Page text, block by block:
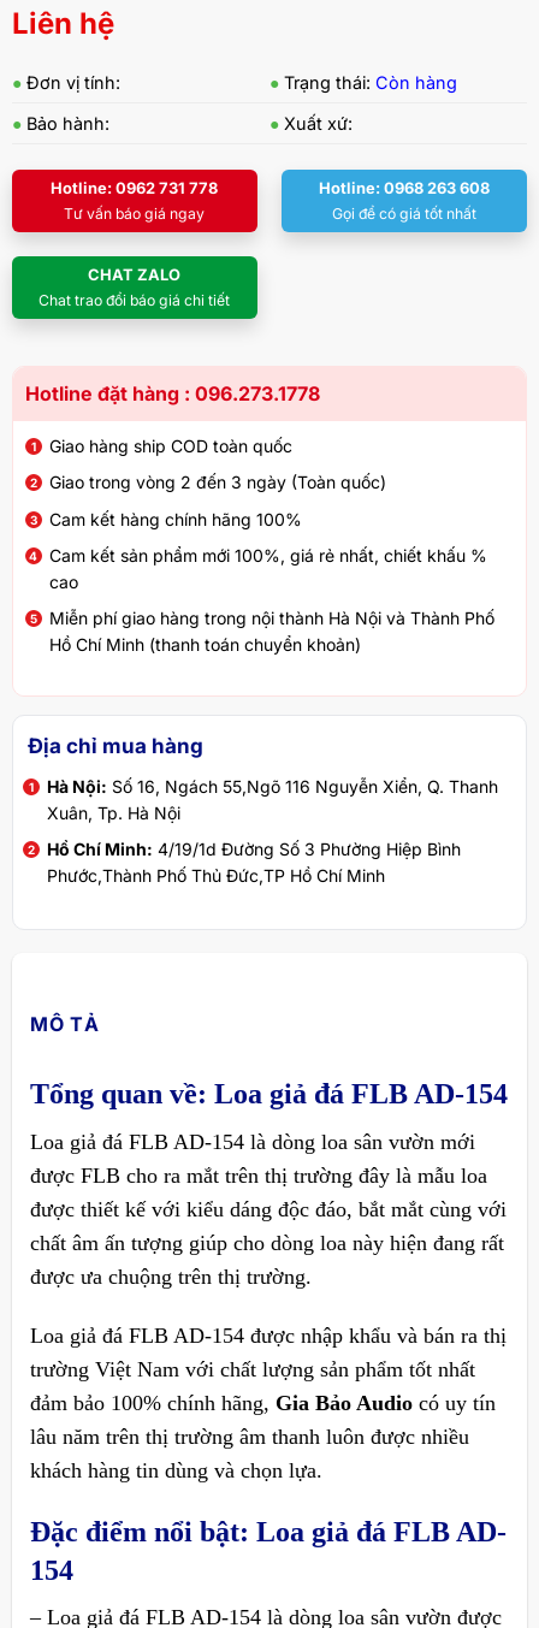
Liên hệ
● Đơn vị tính: ● Trạng thái: Còn hàng
● Bảo hành: ● Xuất xứ:
Hotline: 0962 731 778
Tư vấn báo giá ngay
Hotline: 0968 263 608
Gọi để có giá tốt nhất
CHAT ZALO
Chat trao đổi báo giá chi tiết
Hotline đặt hàng : 096.273.1778
Giao hàng ship COD toàn quốc
Giao trong vòng 2 đến 3 ngày (Toàn quốc)
Cam kết hàng chính hãng 100%
Cam kết sản phẩm mới 100%, giá rẻ nhất, chiết khấu %
cao
Miễn phí giao hàng trong nội thành Hà Nội và Thành Phố
Hồ Chí Minh (thanh toán chuyển khoản)
Địa chỉ mua hàng
Hà Nội: Số 16, Ngách 55,Ngõ 116 Nguyễn Xiển, Q. Thanh
Xuân, Tp. Hà Nội
Hồ Chí Minh: 4/19/1d Đường Số 3 Phường Hiệp Bình
Phước,Thành Phố Thủ Đức,TP Hồ Chí Minh
MÔ TẢ
Tổng quan về: Loa giả đá FLB AD-154
Loa giả đá FLB AD-154 là dòng loa sân vườn mới
được FLB cho ra mắt trên thị trường đây là mẫu loa
được thiết kế với kiểu dáng độc đáo, bắt mắt cùng với
chất âm ấn tượng giúp cho dòng loa này hiện đang rất
được ưa chuộng trên thị trường.
Loa giả đá FLB AD-154 được nhập khẩu và bán ra thị
trường Việt Nam với chất lượng sản phẩm tốt nhất
đảm bảo 100% chính hãng, Gia Bảo Audiocó uy tín
lâu năm trên thị trường âm thanh luôn được nhiều
khách hàng tin dùng và chọn lựa.
Đặc điểm nổi bật: Loa giả đá FLB AD-
154
– Loa giả đá FLB AD-154 là dòng loa sân vườn được